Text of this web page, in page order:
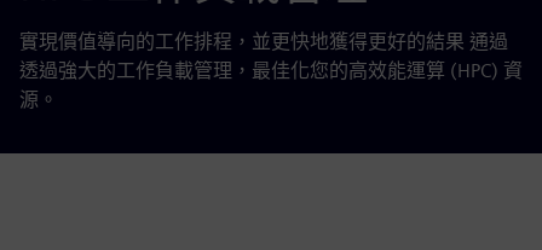
實現價值導向的工作排程，並更快地獲得更好的結果 通過
透過強大的工作負載管理，最佳化您的高效能運算 (HPC) 資
源。